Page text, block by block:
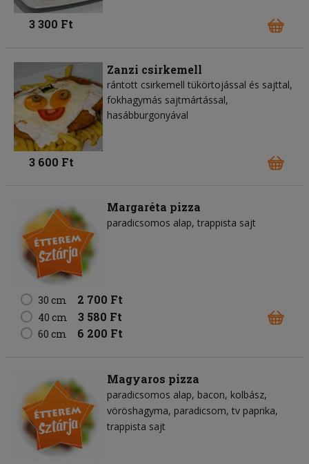
3 300 Ft
Zanzi csirkemell
rántott csirkemell tükörtojással és sajttal,
fokhagymás sajtmártással,
hasábburgonyával
3 600 Ft
Margaréta pizza
paradicsomos alap trappista sajt
30 cm 2 700 Ft
40 cm 3 580 Ft
60 cm 6 200 Ft
Magyaros pizza
paradicsomos alap bacon kolbász
vöröshagyma paradicsom tv paprika
trappista sajt